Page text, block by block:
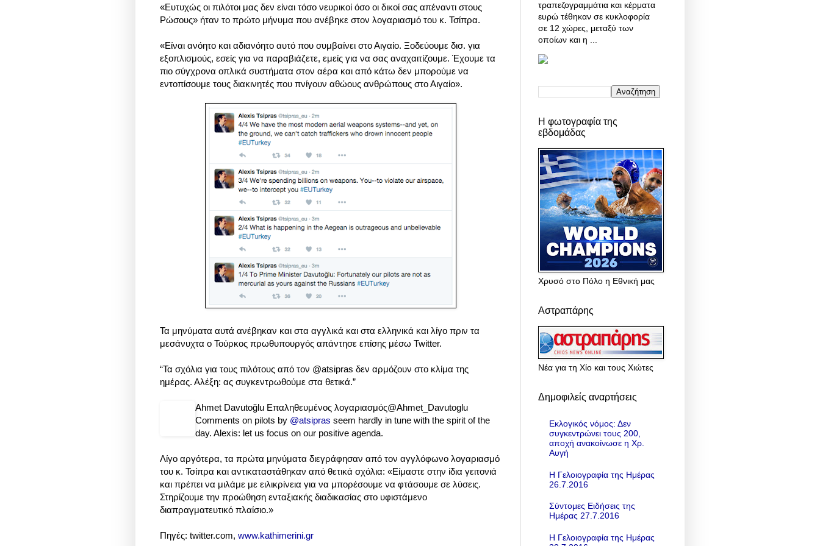
«Ευτυχώς οι πιλότοι μας δεν είναι τόσο νευρικοί όσο οι δικοί σας απέναντι στους
Ρώσους» ήταν το πρώτο μήνυμα που ανέβηκε στον λογαριασμό του κ. Τσίπρα.
«Είναι ανόητο και αδιανόητο αυτό που συμβαίνει στο Αιγαίο. Ξοδεύουμε δισ. για
εξοπλισμούς, εσείς για να παραβιάζετε, εμείς για να σας αναχαιτίζουμε. Έχουμε τα
πιο σύγχρονα οπλικά συστήματα στον αέρα και από κάτω δεν μπορούμε να
εντοπίσουμε τους διακινητές που πνίγουν αθώους ανθρώπους στο Αιγαίο».
Τα μηνύματα αυτά ανέβηκαν και στα αγγλικά και στα ελληνικά και λίγο πριν τα
μεσάνυχτα ο Τούρκος πρωθυπουργός απάντησε επίσης μέσω Twitter.
“Τα σχόλια για τους πιλότους από τον @atsipras δεν αρμόζουν στο κλίμα της
ημέρας. Αλέξη: ας συγκεντρωθούμε στα θετικά.”
Ahmet Davutoğlu Επαληθευμένος λογαριασμός‏@Ahmet_Davutoglu
Comments on pilots by @atsipras seem hardly in tune with the spirit of the
day. Alexis: let us focus on our positive agenda.
Λίγο αργότερα, τα πρώτα μηνύματα διεγράφησαν από τον αγγλόφωνο λογαριασμό
του κ. Τσίπρα και αντικαταστάθηκαν από θετικά σχόλια: «Είμαστε στην ίδια γειτονιά
και πρέπει να μιλάμε με ειλικρίνεια για να μπορέσουμε να φτάσουμε σε λύσεις.
Στηρίζουμε την προώθηση ενταξιακής διαδικασίας στο υφιστάμενο
διαπραγματευτικό πλαίσιο.»
Πηγές: twitter.com, www.kathimerini.gr
τραπεζογραμμάτια και κέρματα
ευρώ τέθηκαν σε κυκλοφορία
σε 12 χώρες, μεταξύ των
οποίων και η ...
Η φωτογραφία της
εβδομάδας
Χρυσό στο Πόλο η Εθνική μας
Αστραπάρης
Νέα για τη Χίο και τους Χιώτες
Δημοφιλείς αναρτήσεις
Εκλογικός νόμος: Δεν
συγκεντρώνει τους 200,
αποχή ανακοίνωσε η Χρ.
Αυγή
Η Γελοιογραφία της Ημέρας
26.7.2016
Σύντομες Ειδήσεις της
Ημέρας 27.7.2016
Η Γελοιογραφία της Ημέρας